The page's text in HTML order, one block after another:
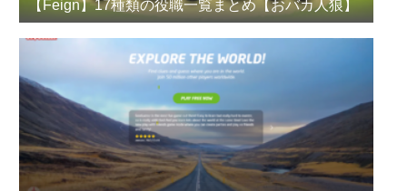
【Feign】17種類の役職一覧まとめ【おバカ人狼】